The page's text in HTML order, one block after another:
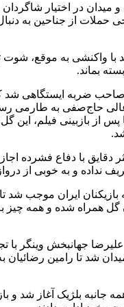
و میدان در اختیار
حملات از جناحین به
بیرانوند با واکنشی به موقع،
بماند.
۲۴، ایران صاحب ضربه
حاج‌صفی به طارمی
پس از بازبینی فیلم، این
دقایق با دفاع فشرده
نداده و به خوبی از
بازیکنان ایران موجب شد
گل همراه شده و همه چیز
علیرضا جهانبخش وینگر با
شد تا رامین رضائیان
جانبه بلژیک آغاز شد و